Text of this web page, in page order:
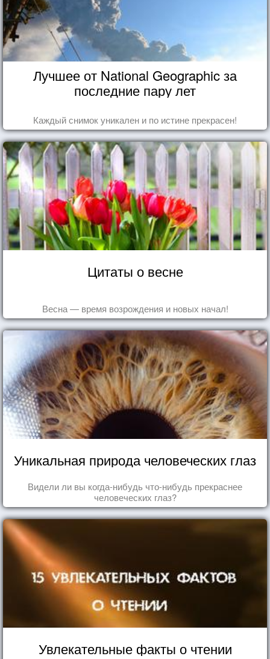
Лучшее от National Geographic за
последние пару лет
Каждый снимок уникален и по истине прекрасен!
Цитаты о весне
Весна — время возрождения и новых начал!
Уникальная природа человеческих глаз
Видели ли вы когда-нибудь что-нибудь прекраснее
человеческих глаз?
Увлекательные факты о чтении